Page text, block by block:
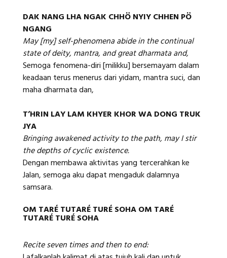
DAK NANG LHA NGAK CHHÖ NYIY CHHEN PÖ
NGANG
May [my] self-phenomena abide in the continual
state of deity, mantra, and great dharmata and,
Semoga fenomena-diri [milikku] bersemayam dalam
keadaan terus menerus dari yidam, mantra suci, dan
maha dharmata dan,
T’HRIN LAY LAM KHYER KHOR WA DONG TRUK
JYA
Bringing awakened activity to the path, may I stir
the depths of cyclic existence.
Dengan membawa aktivitas yang tercerahkan ke
Jalan, semoga aku dapat mengaduk dalamnya
samsara.
OM TARÉ TUTARÉ TURÉ SOHA OM TARÉ
TUTARÉ TURÉ SOHA
Recite seven times and then to end: